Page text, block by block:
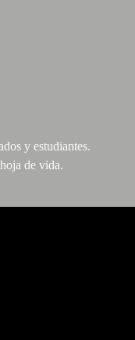
y estudiantes.
de vida.